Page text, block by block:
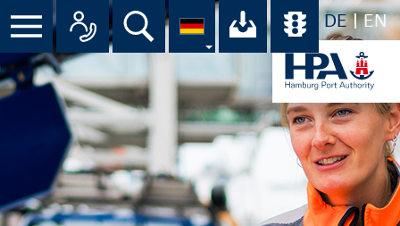
DE EN
Suche Ihr Download-